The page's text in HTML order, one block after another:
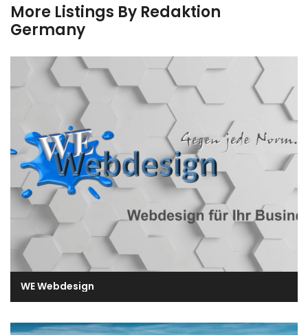
More Listings By Redaktion
Germany
WE Webdesign